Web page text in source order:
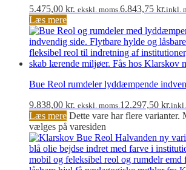
5.475,00 kr. ekskl. moms.6.843,75 kr.inkl.
Læs mere
Bue Reol rumdeler lyddæmpende
9.838,00 kr. ekskl. moms.12.297,50 kr.inkl.
Læs mere Dette vare har flere varianter.
vælges på varesiden